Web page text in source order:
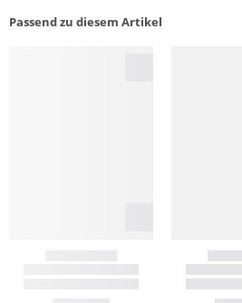
Passend zu diesem Artikel